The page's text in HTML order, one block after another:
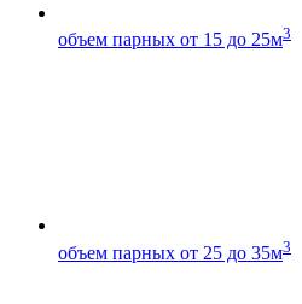
объем парных от 15 до 25м3
объем парных от 25 до 35м3